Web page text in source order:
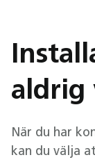
aldrig
När du har
kan du välja